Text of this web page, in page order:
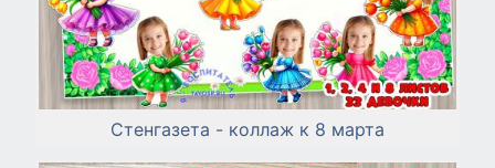
Стенгазета - коллаж к 8 марта